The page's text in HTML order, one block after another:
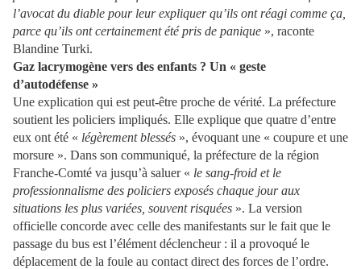
l’avocat du diable pour leur expliquer qu’ils ont réagi comme ça,
parce qu’ils ont certainement été pris de panique », raconte
Blandine Turki.
Gaz lacrymogène vers des enfants ? Un « geste
d’autodéfense »
Une explication qui est peut-être proche de vérité. La préfecture
soutient les policiers impliqués. Elle explique que quatre d’entre
eux ont été « légèrement blessés », évoquant une « coupure et une
morsure ». Dans son communiqué, la préfecture de la région
Franche-Comté va jusqu’à saluer « le sang-froid et le
professionnalisme des policiers exposés chaque jour aux
situations les plus variées, souvent risquées ». La version
officielle concorde avec celle des manifestants sur le fait que le
passage du bus est l’élément déclencheur : il a provoqué le
déplacement de la foule au contact direct des forces de l’ordre.